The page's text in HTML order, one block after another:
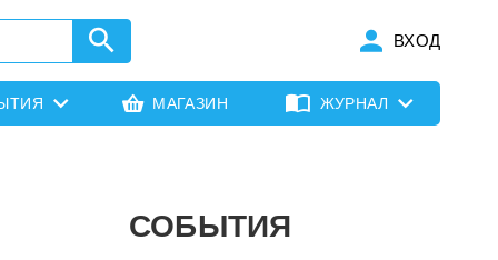
ВХОД
МАГАЗИН ЖУРНАЛ
СОБЫТИЯ